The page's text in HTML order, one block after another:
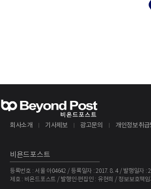
회사소개 기사제보 광고문의 개인정보취급
비욘드포스트
등록번호 : 서울 아04642 / 등록일자 : 2017. 8. 4 / 발행일자 :
제호 : 비욘드포스트 / 발행인·편집인 : 유현희 / 정보보호책